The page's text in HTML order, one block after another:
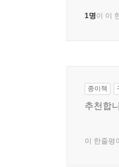
1명이 이
종이책
추천합
이 한줄평